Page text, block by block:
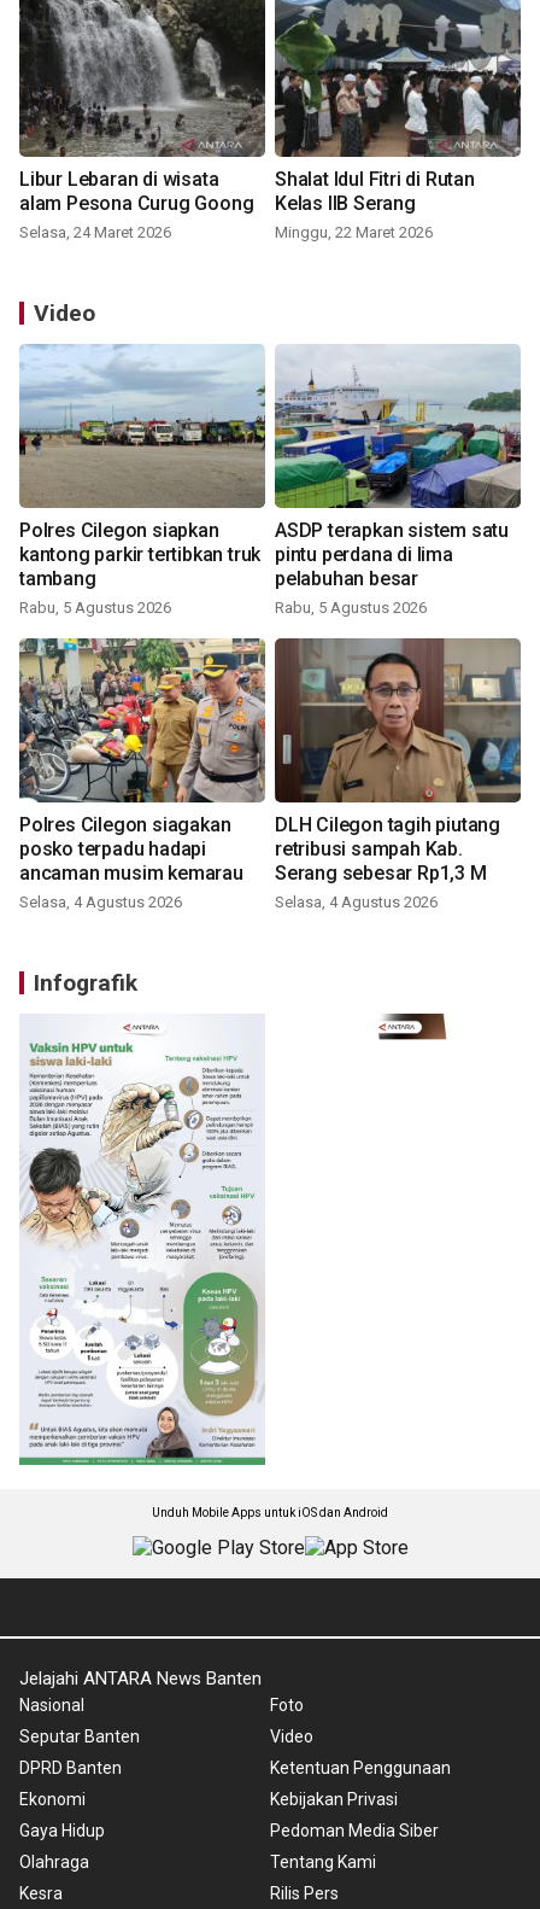
Libur Lebaran di wisata
alam Pesona Curug Goong
Selasa, 24 Maret 2026
Shalat Idul Fitri di Rutan
Kelas IIB Serang
Minggu, 22 Maret 2026
Video
Polres Cilegon siapkan
kantong parkir tertibkan truk
tambang
Rabu, 5 Agustus 2026
ASDP terapkan sistem satu
pintu perdana di lima
pelabuhan besar
Rabu, 5 Agustus 2026
Polres Cilegon siagakan
posko terpadu hadapi
ancaman musim kemarau
Selasa, 4 Agustus 2026
DLH Cilegon tagih piutang
retribusi sampah Kab.
Serang sebesar Rp1,3 M
Selasa, 4 Agustus 2026
Infografik
Unduh Mobile Apps untuk iOS dan Android
Jelajahi ANTARA News Banten
Nasional
Seputar Banten
DPRD Banten
Ekonomi
Gaya Hidup
Olahraga
Kesra
Foto
Video
Ketentuan Penggunaan
Kebijakan Privasi
Pedoman Media Siber
Tentang Kami
Rilis Pers